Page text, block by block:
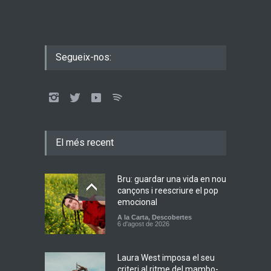
Segueix-nos:
El més recent
Bru: guardar una vida en nou
cançons i reescriure el pop
emocional
A la Carta, Descobertes
6 d'agost de 2026
Laura West imposa el seu
criteri al ritme del mambo-